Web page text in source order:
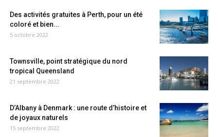
Des activités gratuites à Perth, pour un été
coloré et bien...
5 octobre 2022
Townsville, point stratégique du nord
tropical Queensland
21 septembre 2022
D’Albany à Denmark : une route d’histoire et
de joyaux naturels
15 septembre 2022